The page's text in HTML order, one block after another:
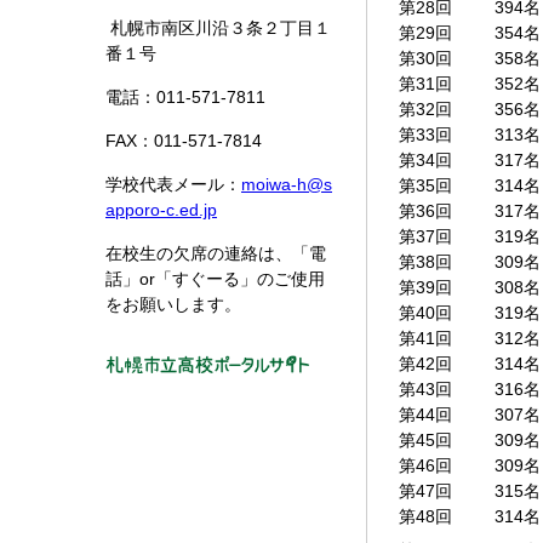
札幌市南区川沿３条２丁目１
番１号
電話：011-571-7811
FAX：011-571-7814
学校代表メール： moiwa-h@s
apporo-c.ed.jp
在校生の欠席の連絡は、「電
話」or「すぐーる」のご使用
をお願いします。
第28回
394名
第29回
354名
第30回
358名
第31回
352名
第32回
356名
第33回
313名
第34回
317名
第35回
314名
第36回
317名
第37回
319名
第38回
309名
第39回
308名
第40回
319名
第41回
312名
第42回
314名
第43回
316名
第44回
307名
第45回
309名
第46回
309名
第47回
315名
第48回
314名